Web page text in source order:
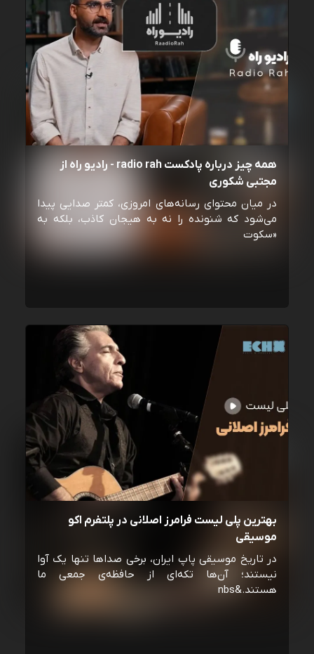
همه چیز درباره پادکست radio rah - رادیو راه از
مجتبی شکوری
در میان محتوای رسانه‌های امروزی، کمتر صدایی پیدا
می‌شود که شنونده را نه به هیجان کاذب، بلکه به
«سکوت
بهترین پلی لیست فرامرز اصلانی در پلتفرم اکو
موسیقی
در تاریخ موسیقی پاپ ایران، برخی صداها تنها یک آوا
نیستند؛ آن‌ها تکه‌ای از حافظه‌ی جمعی ما
هستند.&nbs